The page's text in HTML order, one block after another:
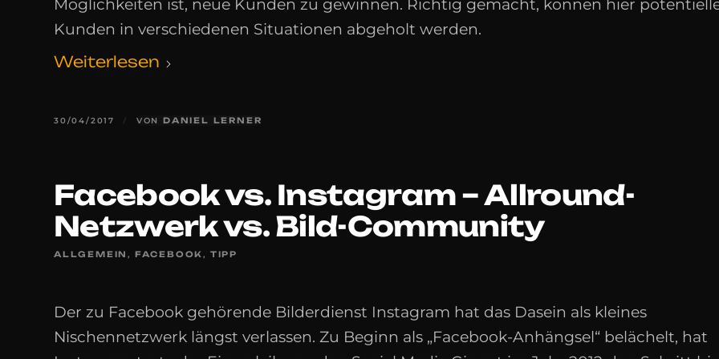
Möglichkeiten ist, neue Kunden zu gewinnen. Richtig gemacht, können hier
Kunden in verschiedenen Situationen abgeholt werden.
Weiterlesen
30/04/2017 / VONDANIEL LERNER
Facebook vs. Instagram – Allround-
Netzwerk vs. Bild-Community
ALLGEMEIN , FACEBOOK , TIPP
Der zu Facebook gehörende Bilderdienst Instagram hat das Dasein als kleines
Nischennetzwerk längst verlassen. Zu Beginn als „Facebook-Anhängsel“ belächelt, hat